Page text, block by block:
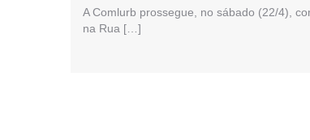
A Comlurb prossegue, no sábado (22/4),
na Rua […]